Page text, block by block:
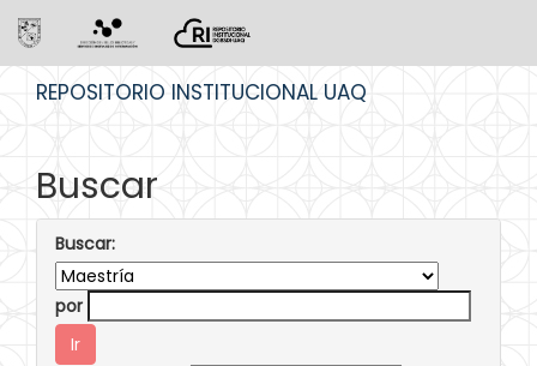
REPOSITORIO INSTITUCIONAL UAQ
Buscar
Buscar:
por